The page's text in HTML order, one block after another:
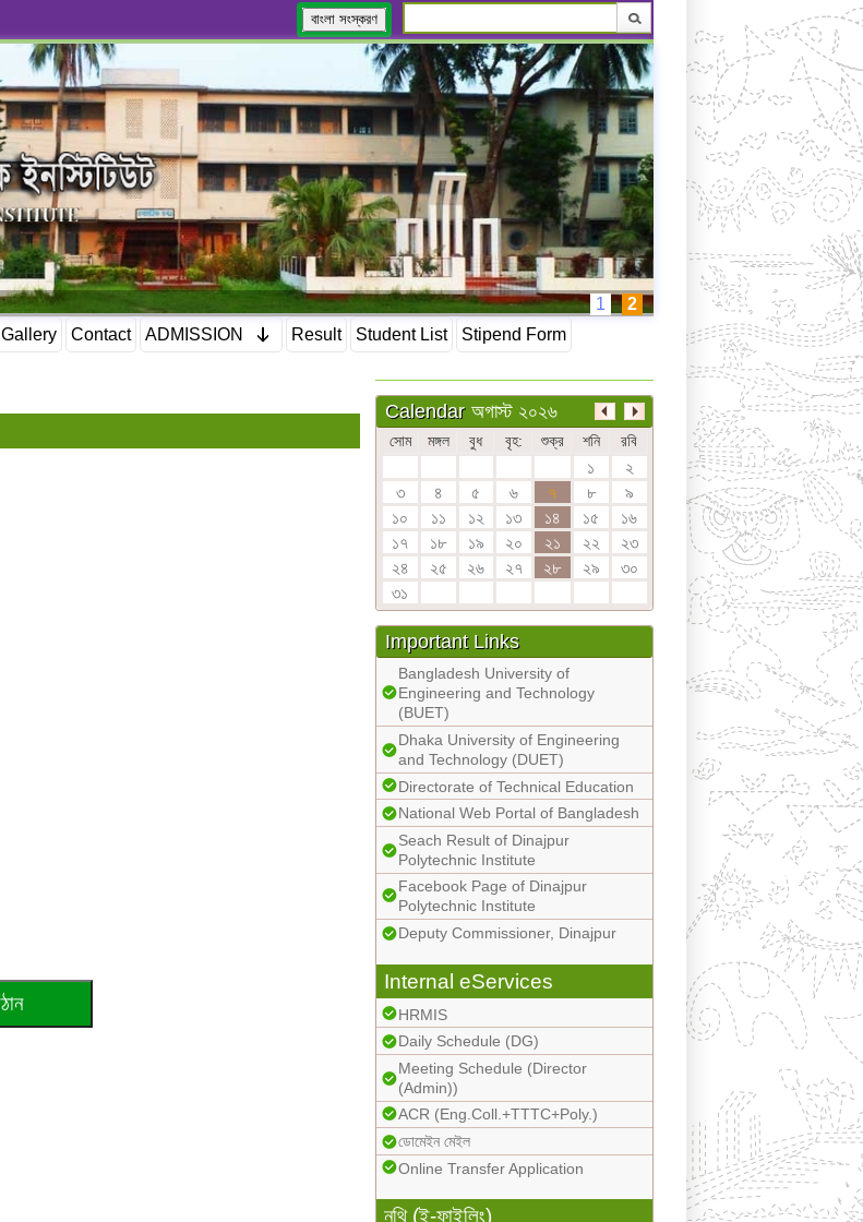
বাংলা সংস্করণ
1
2
Gallery Contact ADMISSION Result Student List Stipend Form
Calendar অগাস্ট ২০২৬
সোম মঙ্গল বুধ বৃহ: শুক্র শনি রবি
১
২
৩
৪ ৫ ৬ ৭ ৮
৯
১০
১১ ১২ ১৩ ১৪ ১৫
১৬
১৭
১৮ ১৯ ২০ ২১ ২২
২৩
২৪
২৫ ২৬ ২৭ ২৮ ২৯
৩০
৩১
Important Links
Bangladesh University of
Engineering and Technology
(BUET)
Dhaka University of Engineering
and Technology (DUET)
Directorate of Technical Education
National Web Portal of Bangladesh
Seach Result of Dinajpur
Polytechnic Institute
Facebook Page of Dinajpur
Polytechnic Institute
Deputy Commissioner, Dinajpur
Internal eServices
HRMIS
Daily Schedule (DG)
Meeting Schedule (Director
(Admin))
ACR (Eng.Coll.+TTTC+Poly.)
ডোমেইন মেইল
Online Transfer Application
নথি (ই-ফাইলিং)